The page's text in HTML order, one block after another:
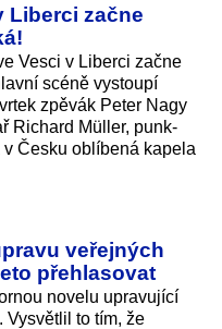
Liberci začne
Vesci v Liberci začne
scéně vystoupí
zpěvák Peter Nagy
Richard Müller, punk-
Česku oblíbená kapela
veřejných
přehlasovat
novelu upravující
Vysvětlil to tím, že